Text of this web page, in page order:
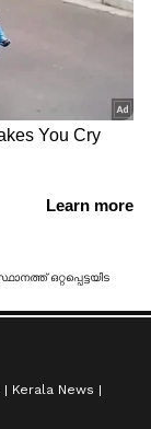
Kerala News